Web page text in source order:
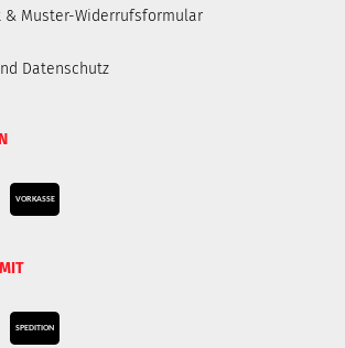
& Muster-Widerrufsformular
Datenschutz